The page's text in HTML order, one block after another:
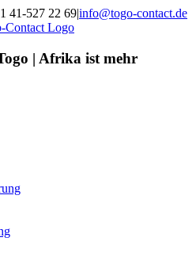
41-527 22 69|info@togo-contact.de
| Afrika ist mehr